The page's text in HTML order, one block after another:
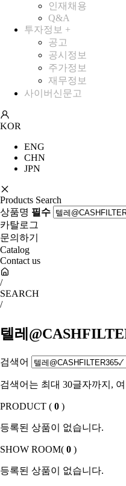
인재채용
Q&A
투자정보 +
공고
공시정보
주가정보
재무정보
사이버신문고
KOR
ENG
CHN
JPN
Products Search
상품명 필수
카탈로그
문의하기
Catalog
Contact us
/
SEARCH
/
텔레
검색어
검색어는 최대 30글자까지,
PRODUCT ( 0 )
등록된 상품이 없습니다.
SHOW ROOM( 0 )
등록된 상품이 없습니다.